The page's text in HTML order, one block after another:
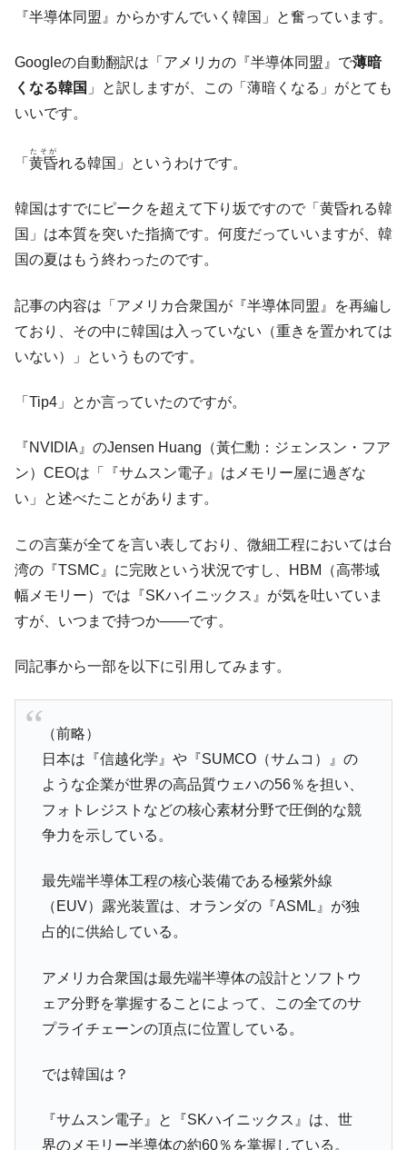
だ。
『Money1』
『韓国銀行』が「金の保有量を増やしま
す」⇒「金を経由するドル入手」手段ではないのか？
ル」まで拡大 ⇒ 海外資金の動きに強く左右される状態
い「50.5％」に上昇
『Money1』
韓国大統領府ボンクラ政策室長が告発され
た ⇒ 国家が行った恐るべき株価操作であり、空前の国政壟
『Money1』
韓国･警察職員が「丸刈りになって抗議活
動」
『Money1』
中国だけが鉄鋼輸出を異常増加させる ⇒ 中
『Money1』
韓国製造業「半導体絶好調」のウラで他業
『Money1』
【米韓激突案件】韓国消費者院が『クーパ
ン』1人当たり賠償10万ウォンを認定 ⇒ 総額3兆7,000億
『Money1』 韓国で猛暑。南東部では干ばつ
『Money1』
韓国型イージス搭載の次世代駆逐艦
「KDDX」1番艦、2032年竣工と公示
『Money1』
【対日本円】ウォン安が急進！ 日米の協調
に韓国がいっちょがみしたのでは。
は韓国で『BYD』車は売れている。6カ月で対前年同期比
1.9倍！
『Money1』
く空港に詰めかけ「出て行け！」「極右勢力」のプラカー
『Money1』
韓国政府「2035年までに18.4GW規模のAIデ
ータセンター整備」⇒ だから無理だってば。
『Money1』
JPモルガン「韓国レバレッジETFの清算は
ほぼ終わった」
『Money1』
韓国『国民年金公団』株価暴落で200兆蒸
『Money1』
韓国政府「ニセＫ-ブランドを通報しようキ
『Money1』
韓国「橋が落ちました」⇒ 耐久性「なさす
ぎ」では。
『Money1』
韓国鉄鋼最大手『POSCO』ズブズブ沈む。
『Money1』
米国下院「韓国の公務員個人をターゲット
する差別。許してはおかぬ
『半導体同盟』からかすんでいく韓国」と奮っています。
Googleの自動翻訳は「アメリカの『半導体同盟』で薄暗
くなる韓国 」と訳しますが、この「薄暗くなる」がとても
いいです。
「 黄昏
たそが
れる韓国」というわけです。
韓国はすでにピークを超えて下り坂ですので「黄昏れる韓
国」は本質を突いた指摘です。何度だっていいますが、韓
国の夏はもう終わったのです。
記事の内容は「アメリカ合衆国が『半導体同盟』を再編し
ており、その中に韓国は入っていない（重きを置かれては
いない）」というものです。
「Tip4」とか言っていたのですが。
『NVIDIA』のJensen Huang（黃仁勳：ジェンスン・フア
ン）CEOは「『サムスン電子』はメモリー屋に過ぎな
い」と述べたことがあります。
この言葉が全てを言い表しており、微細工程においては台
湾の『TSMC』に完敗という状況ですし、HBM（高帯域
幅メモリー）では『SKハイニックス』が気を吐いていま
すが、いつまで持つか――です。
同記事から一部を以下に引用してみます。
（前略）
日本は『信越化学』や『SUMCO（サムコ）』の
ような企業が世界の高品質ウェハの56％を担い、
フォトレジストなどの核心素材分野で圧倒的な競
争力を示している。
最先端半導体工程の核心装備である極紫外線
（EUV）露光装置は、オランダの『ASML』が独
占的に供給している。
アメリカ合衆国は最先端半導体の設計とソフトウ
ェア分野を掌握することによって、この全てのサ
プライチェーンの頂点に位置している。
では韓国は？
『サムスン電子』と『SKハイニックス』は、世
界のメモリー半導体の約60％を掌握している。